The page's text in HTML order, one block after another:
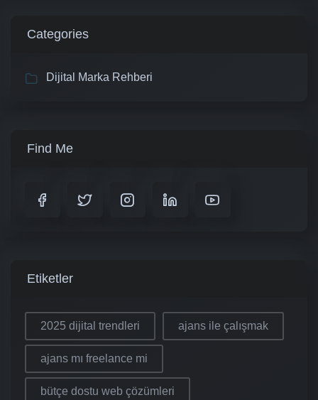
Categories
Dijital Marka Rehberi
Find Me
Etiketler
2025 dijital trendleri ajans ile çalışmak
ajans mı freelance mi
bütçe dostu web çözümleri